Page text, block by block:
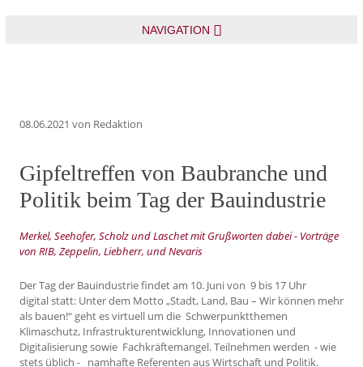
NAVIGATION
08.06.2021 von Redaktion
Gipfeltreffen von Baubranche und
Politik beim Tag der Bauindustrie
Merkel, Seehofer, Scholz und Laschet mit Grußworten dabei - Vorträge
von RIB, Zeppelin, Liebherr, und Nevaris
Der Tag der Bauindustrie findet am 10. Juni von 9 bis 17 Uhr
digital statt: Unter dem Motto „Stadt, Land, Bau – Wir können mehr
als bauen!“ geht es virtuell um die Schwerpunktthemen
Klimaschutz, Infrastrukturentwicklung, Innovationen und
Digitalisierung sowie Fachkräftemangel. Teilnehmen werden - wie
stets üblich - namhafte Referenten aus Wirtschaft und Politik.